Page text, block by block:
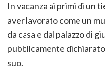
In vacanza ai primi di un
aver lavorato come un
da casa e dal palazzo di
pubblicamente
suo.